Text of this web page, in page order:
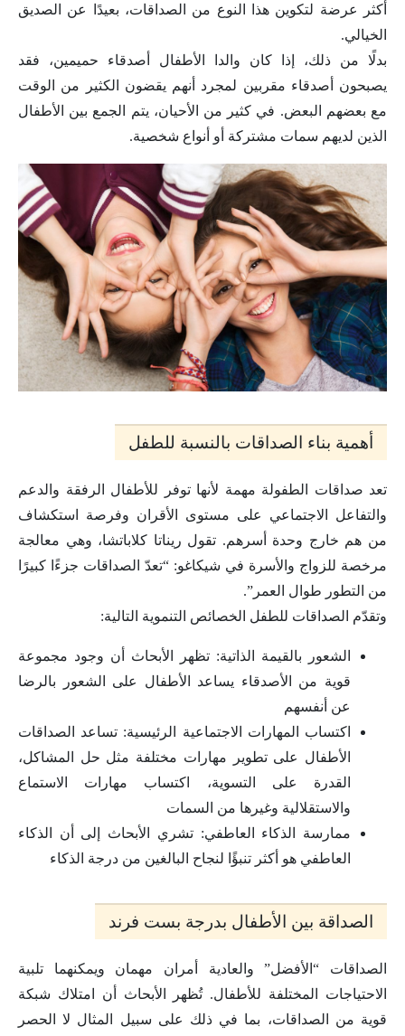
أكثر عرضة لتكوين هذا النوع من الصداقات، بعيدًا عن الصديق
الخيالي.
بدلًا من ذلك، إذا كان والدا الأطفال أصدقاء حميمين، فقد
يصبحون أصدقاء مقربين لمجرد أنهم يقضون الكثير من الوقت
مع بعضهم البعض. في كثير من الأحيان، يتم الجمع بين الأطفال
الذين لديهم سمات مشتركة أو أنواع شخصية.
أهمية بناء الصداقات بالنسبة للطفل
تعد صداقات الطفولة مهمة لأنها توفر للأطفال الرفقة والدعم
والتفاعل الاجتماعي على مستوى الأقران وفرصة استكشاف
من هم خارج وحدة أسرهم. تقول ريناتا كلاباتشا، وهي معالجة
مرخصة للزواج والأسرة في شيكاغو: “تعدّ الصداقات جزءًا كبيرًا
من التطور طوال العمر”.
وتقدّم الصداقات للطفل الخصائص التنموية التالية:
الشعور بالقيمة الذاتية: تظهر الأبحاث أن وجود مجموعة
قوية من الأصدقاء يساعد الأطفال على الشعور بالرضا
عن أنفسهم
اكتساب المهارات الاجتماعية الرئيسية: تساعد الصداقات
الأطفال على تطوير مهارات مختلفة مثل حل المشاكل،
القدرة على التسوية، اكتساب مهارات الاستماع
والاستقلالية وغيرها من السمات
ممارسة الذكاء العاطفي: تشري الأبحاث إلى أن الذكاء
العاطفي هو أكثر تنبؤًا لنجاح البالغين من درجة الذكاء
الصداقة بين الأطفال بدرجة بست فرند
الصداقات “الأفضل” والعادية أمران مهمان ويمكنهما تلبية
الاحتياجات المختلفة للأطفال. تُظهر الأبحاث أن امتلاك شبكة
قوية من الصداقات، بما في ذلك على سبيل المثال لا الحصر